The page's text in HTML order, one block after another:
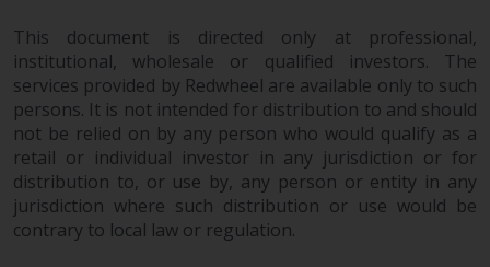
Produkte und Dienstleistungen
Diese Website beschreibt die
Fähigkeiten von Redwheel und
dient nur zu
Informationszwecken. Keines der
auf dieser Website enthaltenen
This document is directed only at professional,
institutional, wholesale or qualified investors. The
services provided by Redwheel are available only to such
persons. It is not intended for distribution to and should
not be relied on by any person who would qualify as a
retail or individual investor in any jurisdiction or for
distribution to, or use by, any person or entity in any
jurisdiction where such distribution or use would be
contrary to local law or regulation.